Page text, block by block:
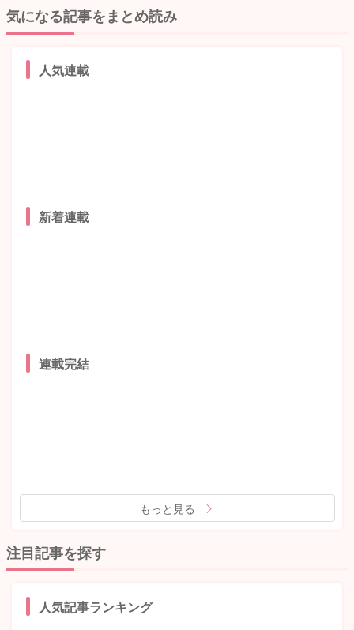
気になる記事をまとめ読み
人気連載
新着連載
連載完結
もっと見る
注目記事を探す
人気記事ランキング